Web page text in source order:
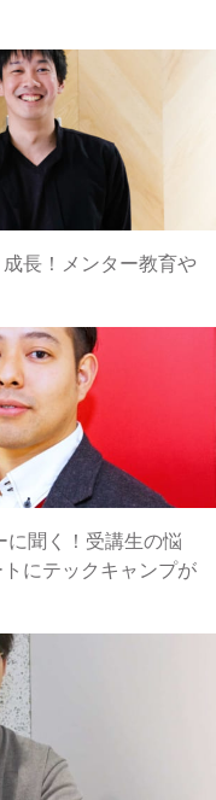
長！メンター教育や
に聞く！受講生の悩
にテックキャンプが